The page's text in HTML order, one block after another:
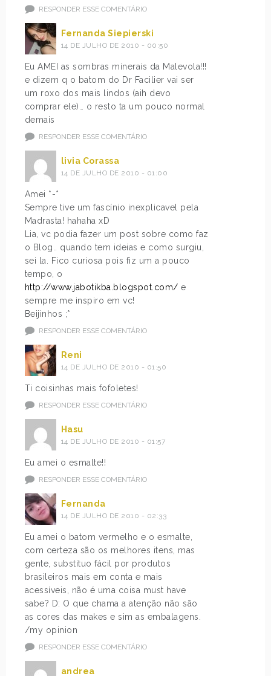
RESPONDER ESSE COMENTÁRIO
Fernanda Siepierski
14 DE JULHO DE 2010 - 00:50
Eu AMEI as sombras minerais da Malevola!!!
e dizem q o batom do Dr Facilier vai ser
um roxo dos mais lindos (aih devo
comprar ele)… o resto ta um pouco normal
demais
RESPONDER ESSE COMENTÁRIO
livia Corassa
14 DE JULHO DE 2010 - 01:00
Amei *-*
Sempre tive um fascínio inexplicavel pela
Madrasta! hahaha xD
Lia, vc podia fazer um post sobre como faz
o Blog.. quando tem ideias e como surgiu,
sei la. Fico curiosa pois fiz um a pouco
tempo, o
http://www.jabotikba.blogspot.com/ e
sempre me inspiro em vc!
Beijinhos ;*
RESPONDER ESSE COMENTÁRIO
Reni
14 DE JULHO DE 2010 - 01:50
Ti coisinhas mais fofoletes!
RESPONDER ESSE COMENTÁRIO
Hasu
14 DE JULHO DE 2010 - 01:57
Eu amei o esmalte!!
RESPONDER ESSE COMENTÁRIO
Fernanda
14 DE JULHO DE 2010 - 02:33
Eu amei o batom vermelho e o esmalte,
com certeza são os melhores itens, mas
gente, substituo fácil por produtos
brasileiros mais em conta e mais
acessíveis, não é uma coisa must have
sabe? D: O que chama a atenção não são
as cores das makes e sim as embalagens.
/my opinion
RESPONDER ESSE COMENTÁRIO
andrea